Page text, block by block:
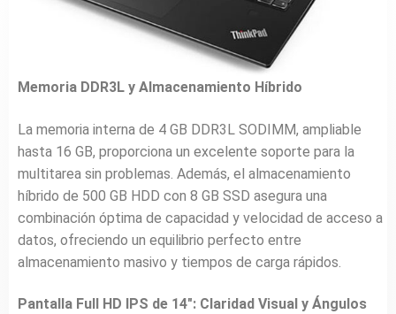
Memoria DDR3L y Almacenamiento Híbrido
La memoria interna de 4 GB DDR3L SODIMM, ampliable
hasta 16 GB, proporciona un excelente soporte para la
multitarea sin problemas. Además, el almacenamiento
híbrido de 500 GB HDD con 8 GB SSD asegura una
combinación óptima de capacidad y velocidad de acceso a
datos, ofreciendo un equilibrio perfecto entre
almacenamiento masivo y tiempos de carga rápidos.
Pantalla Full HD IPS de 14″: Claridad Visual y Ángulos